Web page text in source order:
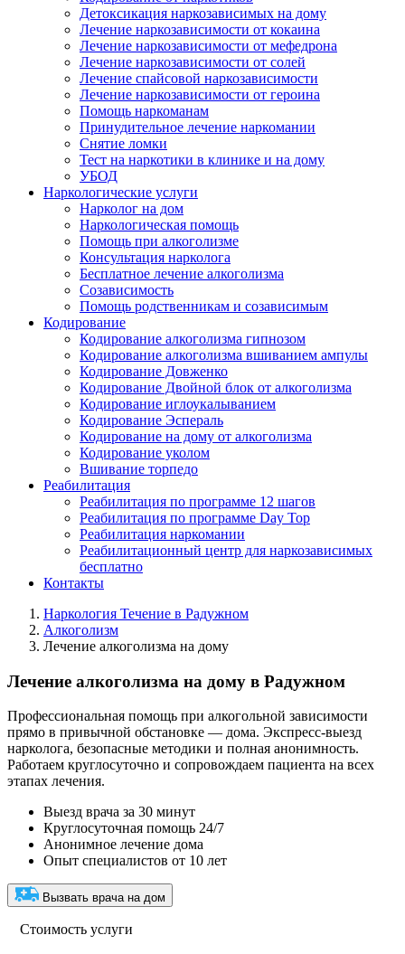
Детоксикация наркозависимых на дому
Лечение наркозависимости от кокаина
Лечение наркозависимости от мефедрона
Лечение наркозависимости от солей
Лечение спайсовой наркозависимости
Лечение наркозависимости от героина
Помощь наркоманам
Принудительное лечение наркомании
Снятие ломки
Тест на наркотики в клинике и на дому
УБОД
Наркологические услуги
Нарколог на дом
Наркологическая помощь
Помощь при алкоголизме
Консультация нарколога
Бесплатное лечение алкоголизма
Созависимость
Помощь родственникам и созависимым
Кодирование
Кодирование алкоголизма гипнозом
Кодирование алкоголизма вшиванием ампулы
Кодирование Довженко
Кодирование Двойной блок от алкоголизма
Кодирование иглоукалыванием
Кодирование Эспераль
Кодирование на дому от алкоголизма
Кодирование уколом
Вшивание торпедо
Реабилитация
Реабилитация по программе 12 шагов
Реабилитация по программе Day Top
Реабилитация наркомании
Реабилитационный центр для наркозависимых
бесплатно
Контакты
Наркология Течение в Радужном
Алкоголизм
Лечение алкоголизма на дому
Лечение алкоголизма на дому в Радужном
Профессиональная помощь при алкогольной зависимости
прямо в привычной обстановке — дома. Экспресс-выезд
нарколога, безопасные методики и полная анонимность.
Работаем круглосуточно и сопровождаем пациента на всех
этапах лечения.
Выезд врача за 30 минут
Круглосуточная помощь 24/7
Анонимное лечение дома
Опыт специалистов от 10 лет
Вызвать врача на дом
Стоимость услуги